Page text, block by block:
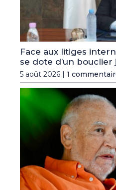
Face aux litiges
se dote d’un bouclier
5 août 2026 | 1